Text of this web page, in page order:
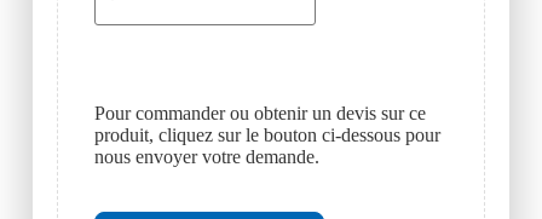
Pour commander ou obtenir un devis sur ce
produit, cliquez sur le bouton ci-dessous pour
nous envoyer votre demande.